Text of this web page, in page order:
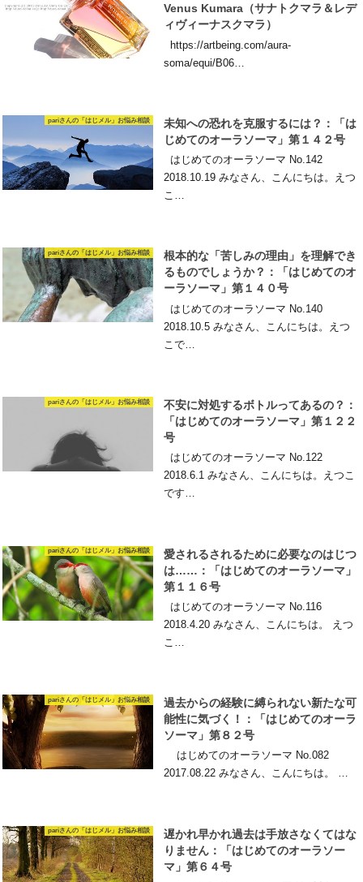
Venus Kumara（サナトクマラ＆レデ
ィヴィーナスクマラ）
https://artbeing.com/aura-
soma/equi/B06…
pariさんの「はじメル」お悩み相談
未知への恐れを克服するには？：「は
じめてのオーラソーマ」第１４２号
はじめてのオーラソーマ No.142
2018.10.19 みなさん、こんにちは。えつ
こ…
pariさんの「はじメル」お悩み相談
根本的な「苦しみの理由」を理解でき
るものでしょうか？：「はじめてのオ
ーラソーマ」第１４０号
はじめてのオーラソーマ No.140
2018.10.5 みなさん、こんにちは。えつ
こで…
pariさんの「はじメル」お悩み相談
不安に対処するボトルってあるの？：
「はじめてのオーラソーマ」第１２２
号
はじめてのオーラソーマ No.122
2018.6.1 みなさん、こんにちは。えつこ
です…
pariさんの「はじメル」お悩み相談
愛されるされるために必要なのはじつ
は……：「はじめてのオーラソーマ」
第１１６号
はじめてのオーラソーマ No.116
2018.4.20 みなさん、こんにちは。 えつ
こ…
pariさんの「はじメル」お悩み相談
過去からの経験に縛られない新たな可
能性に気づく！：「はじめてのオーラ
ソーマ」第８２号
はじめてのオーラソーマ No.082
2017.08.22 みなさん、こんにちは。 …
pariさんの「はじメル」お悩み相談
遅かれ早かれ過去は手放さなくてはな
りません：「はじめてのオーラソー
マ」第６４号